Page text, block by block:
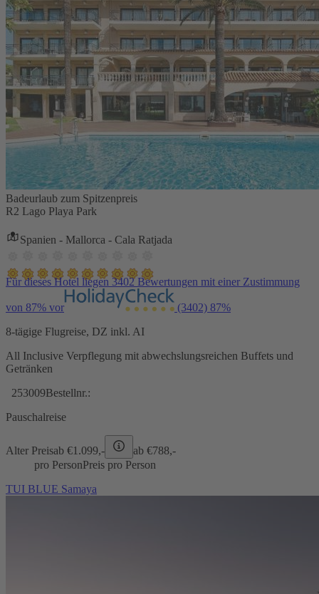
Badeurlaub zum Spitzenpreis
R2 Lago Playa Park
Spanien - Mallorca - Cala Ratjada
Für dieses Hotel liegen 3402 Bewertungen mit einer Zustimmung
von 87% vor (3402) 87%
8-tägige Flugreise, DZ inkl. AI
All Inclusive Verpflegung mit abwechslungsreichen Buffets und
Getränken
253009Bestellnr.:
Pauschalreise
Alter Preisab €1.099,- ab €788,-
pro PersonPreis pro Person
TUI BLUE Samaya